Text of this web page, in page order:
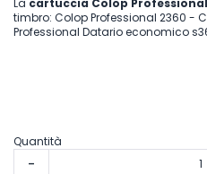
La cartuccia Colop
timbro: Colop Professional 2360 -
Professional Datario economico
Quantità
-